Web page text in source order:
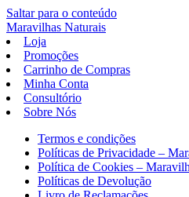
Saltar para o conteúdo
Maravilhas Naturais
Loja
Promoções
Carrinho de Compras
Minha Conta
Consultório
Sobre Nós
Termos e condições
Políticas de Privacidade –
Política de Cookies –
Políticas de Devolução